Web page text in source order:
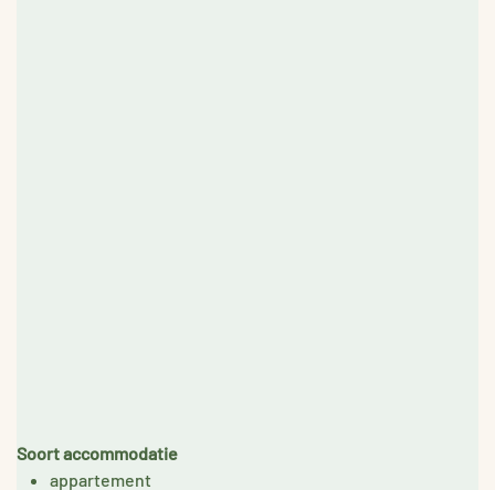
Soort accommodatie
appartement